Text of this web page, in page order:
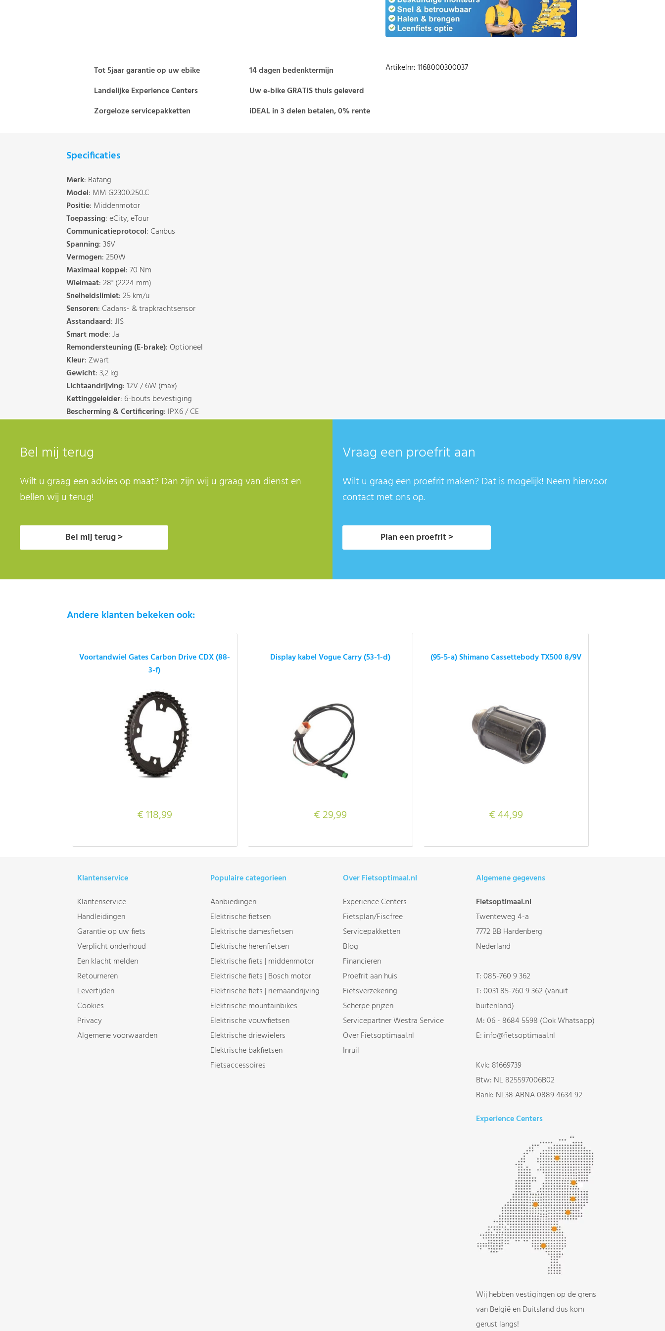
Tot 5jaar garantie op uw ebike
Landelijke Experience Centers
Zorgeloze servicepakketten
14 dagen bedenktermijn
Uw e-bike GRATIS thuis geleverd
iDEAL in 3 delen betalen, 0% rente
Artikelnr: 1168000300037
Specificaties
Merk: Bafang
Model: MM G2300.250.C
Positie: Middenmotor
Toepassing: eCity, eTour
Communicatieprotocol: Canbus
Spanning: 36V
Vermogen: 250W
Maximaal koppel: 70 Nm
Wielmaat: 28" (2224 mm)
Snelheidslimiet: 25 km/u
Sensoren: Cadans- & trapkrachtsensor
Asstandaard: JIS
Smart mode: Ja
Remondersteuning (E-brake): Optioneel
Kleur: Zwart
Gewicht: 3,2 kg
Lichtaandrijving: 12V / 6W (max)
Kettinggeleider: 6-bouts bevestiging
Bescherming & Certificering: IPX6 / CE
Bel mij terug
Wilt u graag een advies op maat? Dan zijn wij u graag van dienst en
bellen wij u terug!
Bel mij terug >
Vraag een proefrit aan
Wilt u graag een proefrit maken? Dat is mogelijk! Neem hiervoor
contact met ons op.
Plan een proefrit >
Andere klanten bekeken ook:
Voortandwiel Gates Carbon Drive CDX (88-
3-f)
€ 118,99
Display kabel Vogue Carry (53-1-d)
€ 29,99
(95-5-a) Shimano Cassettebody TX500 8/9V
€ 44,99
Klantenservice
Klantenservice
Handleidingen
Garantie op uw fiets
Verplicht onderhoud
Een klacht melden
Retourneren
Levertijden
Cookies
Privacy
Algemene voorwaarden
Populaire categorieen
Aanbiedingen
Elektrische fietsen
Elektrische damesfietsen
Elektrische herenfietsen
Elektrische fiets | middenmotor
Elektrische fiets | Bosch motor
Elektrische fiets | riemaandrijving
Elektrische mountainbikes
Elektrische vouwfietsen
Elektrische driewielers
Elektrische bakfietsen
Fietsaccessoires
Over Fietsoptimaal.nl
Experience Centers
Fietsplan/Fiscfree
Servicepakketten
Blog
Financieren
Proefrit aan huis
Fietsverzekering
Scherpe prijzen
Servicepartner Westra Service
Over Fietsoptimaal.nl
Inruil
Algemene gegevens
Fietsoptimaal.nl
Twenteweg 4-a
7772 BB Hardenberg
Nederland
T:085-760 9 362
T:0031 85-760 9 362 (vanuit
buitenland)
M:06 - 8684 5598 (Ook Whatsapp)
E: info@fietsoptimaal.nl
Kvk: 81669739
Btw: NL 825597006B02
Bank: NL38 ABNA 0889 4634 92
Experience Centers
Wij hebben vestigingen op de grens
van België en Duitsland dus kom
gerust langs!